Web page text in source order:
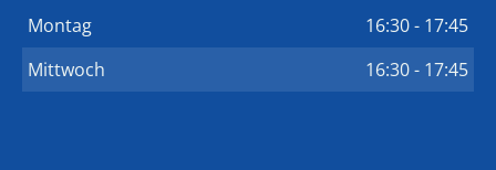
Montag
16:30 - 17:45
Mittwoch
16:30 - 17:45